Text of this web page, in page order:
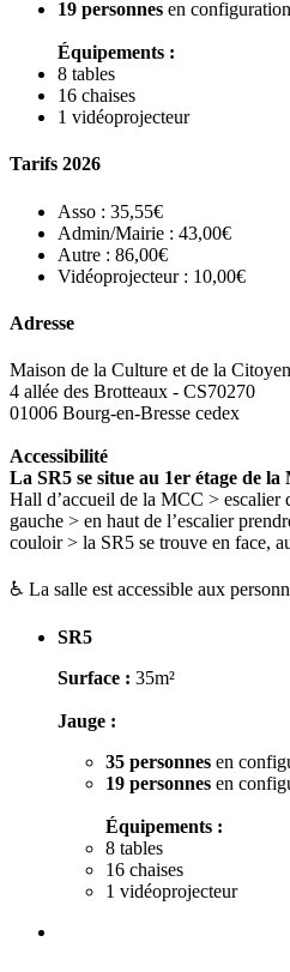
19 personnes en
Équipements :
8 tables
16 chaises
1 vidéoprojecteur
Tarifs 2026
Asso : 35,55€
Admin/Mairie : 43,00€
Autre : 86,00€
Vidéoprojecteur : 10,00€
Adresse
Maison de la Culture et de la
4 allée des Brotteaux - CS70270
01006 Bourg-en-Bresse cedex
Accessibilité
La SR5 se situe au 1er étage de
Hall d’accueil de la MCC > escalier
gauche > en haut de l’escalier
couloir > la SR5 se trouve en face,
♿ La salle est accessible aux
SR5
Surface : 35m²
Jauge :
35 personnes en
19 personnes en
Équipements :
8 tables
16 chaises
1 vidéoprojecteur